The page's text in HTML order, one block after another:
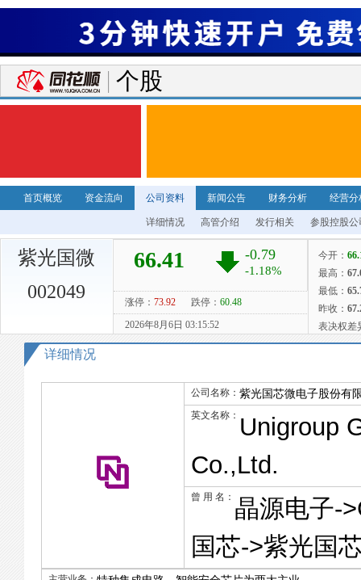
个股
首页概览 资金流向 公司资料 新闻公告 财务分析 经营分
详细情况 高管介绍 发行相关 参股控股公
紫光国微
002049